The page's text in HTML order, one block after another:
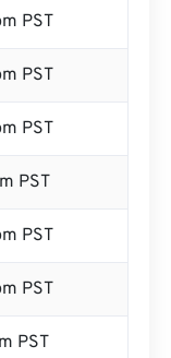
PST
PST
PST
PST
PST
PST
PST